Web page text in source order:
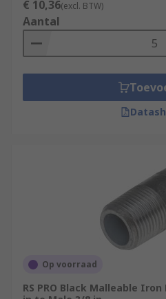
€ 10,36(excl. BTW)
Aantal
Op voorraad
RS PRO Black Malleable